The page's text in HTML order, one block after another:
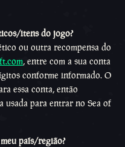
itens do jogo?
ou outra recompensa do
, entre com a sua conta
conforme informado. O
essa conta, então
usada para entrar no Sea of
país/região?